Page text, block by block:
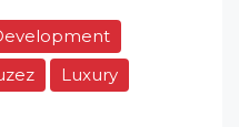
Luxury